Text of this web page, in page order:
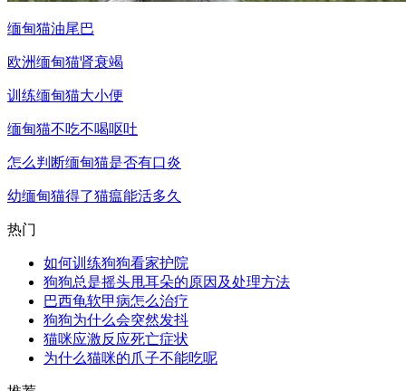
缅甸猫油尾巴
欧洲缅甸猫肾衰竭
训练缅甸猫大小便
缅甸猫不吃不喝呕吐
怎么判断缅甸猫是否有口炎
幼缅甸猫得了猫瘟能活多久
热门
如何训练狗狗看家护院
狗狗总是摇头甩耳朵的原因及处理方法
巴西龟软甲病怎么治疗
狗狗为什么会突然发抖
猫咪应激反应死亡症状
为什么猫咪的爪子不能吃呢